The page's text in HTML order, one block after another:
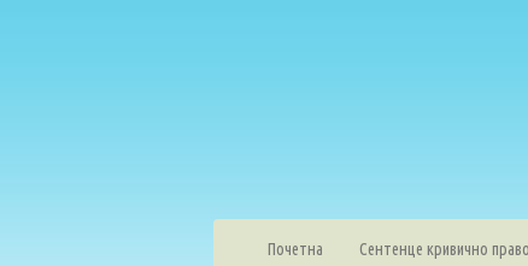
Почетна Сентенце кривично право